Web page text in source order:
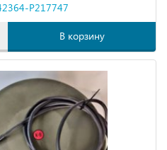
P217747
В корзину